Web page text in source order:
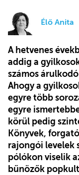
Élő Anita
A hetvenes
addig a
számos
Ahogya
egyre több
egyre
körül pedig
Könyvek,
rajongói levelek
pólókon viselik
bűnözők